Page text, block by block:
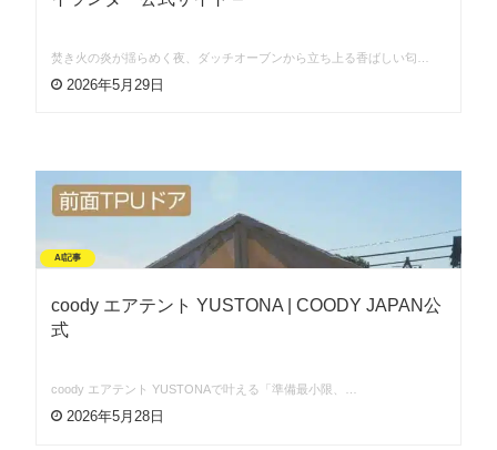
焚き火の炎が揺らめく夜、ダッチオーブンから立ち上る香ばしい匂…
2026年5月29日
AI記事
coody エアテント YUSTONA | COODY JAPAN公
式
coody エアテント YUSTONAで叶える「準備最小限、…
2026年5月28日